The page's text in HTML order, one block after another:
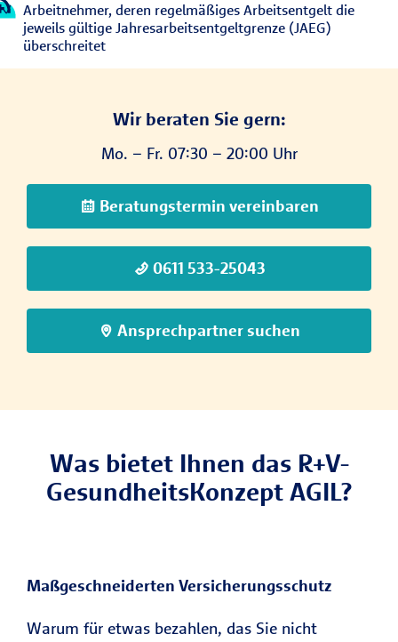
Arbeitnehmer, deren regelmäßiges Arbeitsentgelt die
jeweils gültige Jahresarbeitsentgeltgrenze (JAEG)
überschreitet
Wir beraten Sie gern:
Mo. – Fr. 07:30 – 20:00 Uhr
Beratungstermin vereinbaren
0611 533-25043
Ansprechpartner suchen
Was bietet Ihnen das R+V-
GesundheitsKonzept AGIL?
Maßgeschneiderten Versicherungsschutz
Warum für etwas bezahlen, das Sie nicht